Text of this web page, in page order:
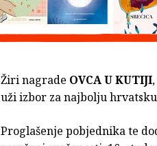
Žiri nagrade OVCA U KUTIJI
uži izbor za najbolju
Proglašenje pobjednika te